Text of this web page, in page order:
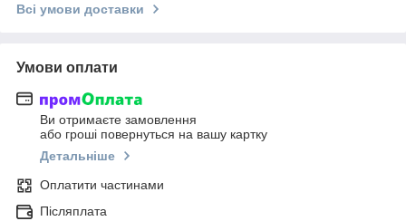
Всі умови доставки
Умови оплати
Ви отримаєте замовлення
або гроші повернуться на вашу картку
Детальніше
Оплатити частинами
Післяплата